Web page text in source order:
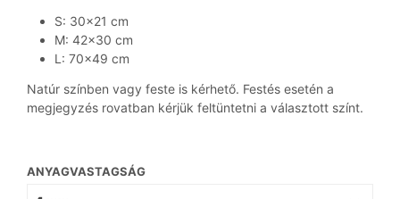
S: 30×21 cm
M: 42×30 cm
L: 70×49 cm
Natúr színben vagy feste is kérhető. Festés esetén a
megjegyzés rovatban kérjük feltüntetni a választott színt.
ANYAGVASTAGSÁG